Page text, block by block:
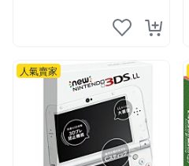
人氣賣家